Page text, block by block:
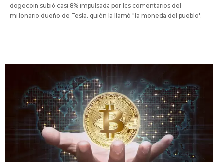
dogecoin subió casi 8% impulsada por los comentarios del
millonario dueño de Tesla, quién la llamó "la moneda del pueblo".